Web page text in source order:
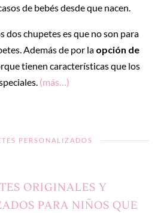
de bebés desde que nacen.
dos chupetes es que no son para
Además de por la opción de
tienen características que los
(más…)
PERSONALIZADOS
ORIGINALES Y
PARA NIÑOS QUE